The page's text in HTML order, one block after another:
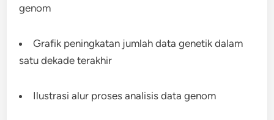
genom
Grafik peningkatan jumlah data genetik dalam
satu dekade terakhir
Ilustrasi alur proses analisis data genom